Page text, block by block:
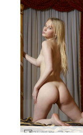
린 예쁜 공주 #39